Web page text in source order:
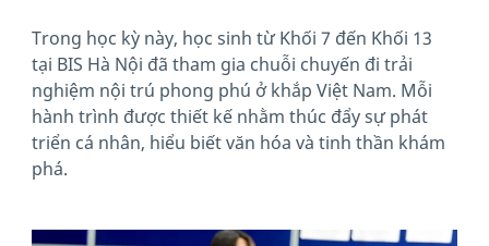
Trong học kỳ này, học sinh từ Khối 7 đến Khối 13
tại BIS Hà Nội đã tham gia chuỗi chuyến đi trải
nghiệm nội trú phong phú ở khắp Việt Nam. Mỗi
hành trình được thiết kế nhằm thúc đẩy sự phát
triển cá nhân, hiểu biết văn hóa và tinh thần khám
phá.
News image